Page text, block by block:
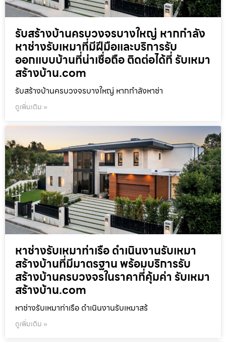
รับสร้างบ้านครบวงจรบางใหญ่ หากกำลัง
หาช่างรับเหมาที่มีฝีมือและบริการรับ
ออกแบบบ้านที่น่าเชื่อถือ ติดต่อได้ที่ รับเหมา
สร้างบ้าน.com
รับสร้างบ้านครบวงจรบางใหญ่ หากกำลังหาช่า
ดูเพิ่มเติม »
หาช่างรับเหมาท่าเรือ ดำเนินงานรับเหมา
สร้างบ้านที่มีมาตรฐาน พร้อมบริการรับ
สร้างบ้านครบวงจรในราคาที่คุ้มค่า รับเหมา
สร้างบ้าน.com
หาช่างรับเหมาท่าเรือ ดำเนินงานรับเหมาสร้
ดูเพิ่มเติม »